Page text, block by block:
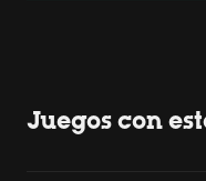
Juegos con